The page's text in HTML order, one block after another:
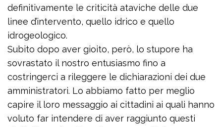
definitivamente le criticità ataviche delle due
linee d’intervento, quello idrico e quello
idrogeologico.
Subito dopo aver gioito, però, lo stupore ha
sovrastato il nostro entusiasmo fino a
costringerci a rileggere le dichiarazioni dei due
amministratori. Lo abbiamo fatto per meglio
capire il loro messaggio ai cittadini ai quali hanno
voluto far intendere di aver raggiunto questi